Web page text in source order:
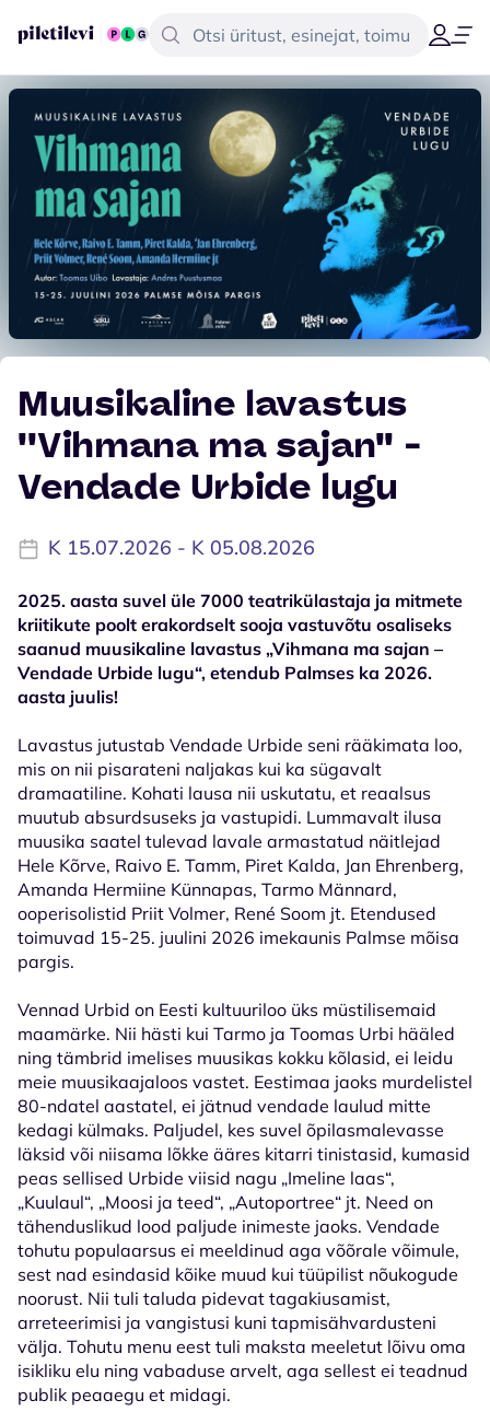
Muusikaline lavastus
''Vihmana ma sajan'' -
Vendade Urbide lugu
K 15.07.2026 - K 05.08.2026
2025. aasta suvel üle 7000 teatrikülastaja ja mitmete
kriitikute poolt erakordselt sooja vastuvõtu osaliseks
saanud muusikaline lavastus „Vihmana ma sajan –
Vendade Urbide lugu“, etendub Palmses ka 2026.
aasta juulis!
Lavastus jutustab Vendade Urbide seni rääkimata loo,
mis on nii pisarateni naljakas kui ka sügavalt
dramaatiline. Kohati lausa nii uskutatu, et reaalsus
muutub absurdsuseks ja vastupidi. Lummavalt ilusa
muusika saatel tulevad lavale armastatud näitlejad
Hele Kõrve, Raivo E. Tamm, Piret Kalda, Jan Ehrenberg,
Amanda Hermiine Künnapas, Tarmo Männard,
ooperisolistid Priit Volmer, René Soom jt. Etendused
toimuvad 15-25. juulini 2026 imekaunis Palmse mõisa
pargis.
Vennad Urbid on Eesti kultuuriloo üks müstilisemaid
maamärke. Nii hästi kui Tarmo ja Toomas Urbi hääled
ning tämbrid imelises muusikas kokku kõlasid, ei leidu
meie muusikaajaloos vastet. Eestimaa jaoks murdelistel
80-ndatel aastatel, ei jätnud vendade laulud mitte
kedagi külmaks. Paljudel, kes suvel õpilasmalevasse
läksid või niisama lõkke ääres kitarri tinistasid, kumasid
peas sellised Urbide viisid nagu „Imeline laas“,
„Kuulaul“, „Moosi ja teed“, „Autoportree“ jt. Need on
tähenduslikud lood paljude inimeste jaoks. Vendade
tohutu populaarsus ei meeldinud aga võõrale võimule,
sest nad esindasid kõike muud kui tüüpilist nõukogude
noorust. Nii tuli taluda pidevat tagakiusamist,
arreteerimisi ja vangistusi kuni tapmisähvardusteni
välja. Tohutu menu eest tuli maksta meeletut lõivu oma
isikliku elu ning vabaduse arvelt, aga sellest ei teadnud
publik peaaegu et midagi.